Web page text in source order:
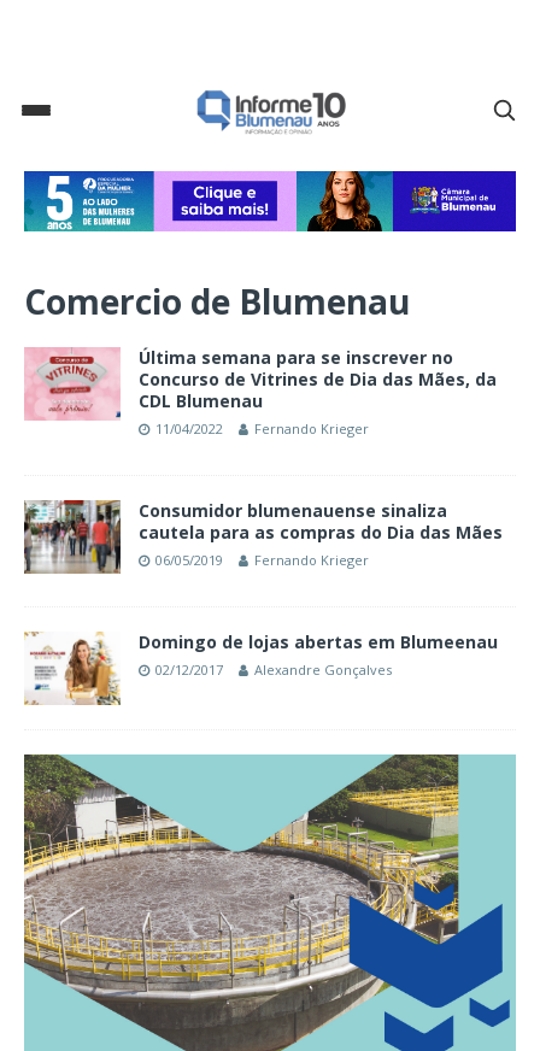
Comercio de Blumenau
Última semana para se inscrever no
Concurso de Vitrines de Dia das Mães, da
CDL Blumenau
11/04/2022 Fernando Krieger
Consumidor blumenauense sinaliza
cautela para as compras do Dia das Mães
06/05/2019 Fernando Krieger
Domingo de lojas abertas em Blumeenau
02/12/2017 Alexandre Gonçalves